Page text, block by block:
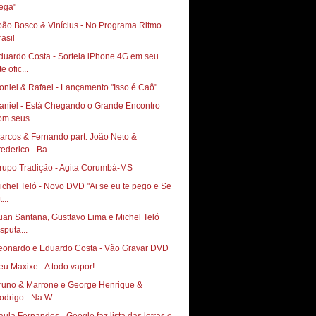
Bosco & Vinícius - No Programa Ritmo
Costa - Sorteia iPhone 4G em seu
ofic...
& Rafael - Lançamento "Isso é Caô"
- Está Chegando o Grande Encontro
seus ...
& Fernando part. João Neto &
- Ba...
Tradição - Agita Corumbá-MS
Teló - Novo DVD "Ai se eu te pego e Se
Santana, Gusttavo Lima e Michel Teló
e Eduardo Costa - Vão Gravar DVD
Seu Maxixe - A todo vapor!‏
& Marrone e George Henrique &
- Na W...